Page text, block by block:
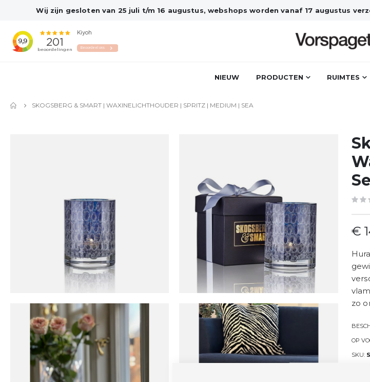
Wij zijn gesloten van 25 juli t/m 16 augustus, webshops worden vanaf 17 augustus
NIEUW PRODUCTEN RUIMTES
SKOGSBERG & SMART | WAXINELICHTHOUDER | SPRITZ | MEDIUM | SEA
€
zo
OP
SKU